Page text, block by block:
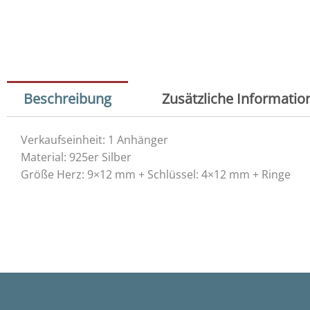
Beschreibung Zusätzliche
Verkaufseinheit: 1 Anhänger
Material: 925er Silber
Größe Herz: 9×12 mm + Schlüssel: 4×12 mm + Ringe